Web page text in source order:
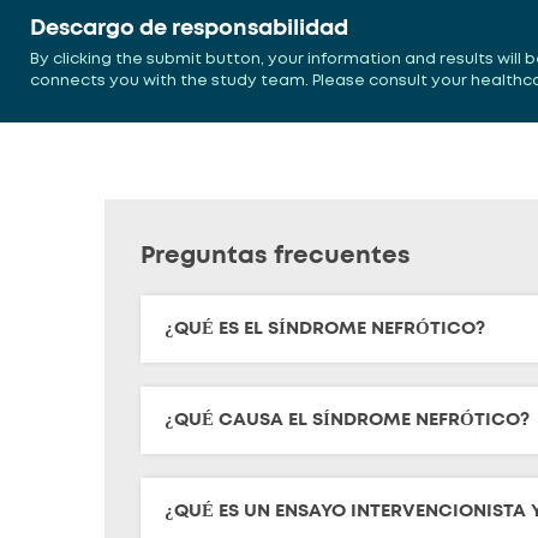
Descargo de responsabilidad
By clicking the submit button, your information and results
connects you with the study team. Please consult your
Preguntas frecuentes
¿QUÉ ES EL SÍNDROME NEFRÓTICO?
¿QUÉ CAUSA EL SÍNDROME NEFRÓTICO?
¿QUÉ ES UN ENSAYO INTERVENCIONISTA